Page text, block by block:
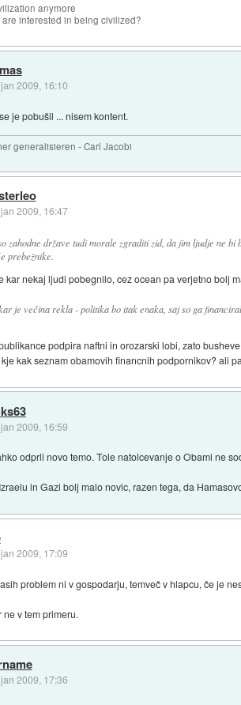
anymore
interested in being civilized?
2009, 16:10
je pobušil ... nisem kontent.
generalisieren - Carl Jacobi
2009, 16:47
zahodne države tudi morale zgraditi zid, da jim ljudje ne bi
prebežnike.
kar nekaj ljudi pobegnilo, cez ocean pa verjetno bolj
je večina rekla - politika bo itak enaka, saj so ga
podpira naftni in orozarski lobi, zato
kak seznam obamovih financnih podpornikov? ali
2009, 16:59
odprli novo temo. Tole natolcevanje o Obami ne
in Gazi bolj malo novic, razen tega, da
2009, 17:09
problem ni v gospodarju, temveč v hlapcu, če je
v tem primeru.
2009, 17:36